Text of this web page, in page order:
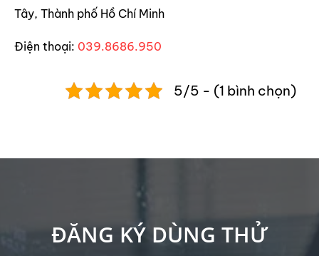
Tây, Thành phố Hồ Chí Minh
Điện thoại: 039.8686.950
5/5 - (1 bình chọn)
ĐĂNG KÝ DÙNG THỬ